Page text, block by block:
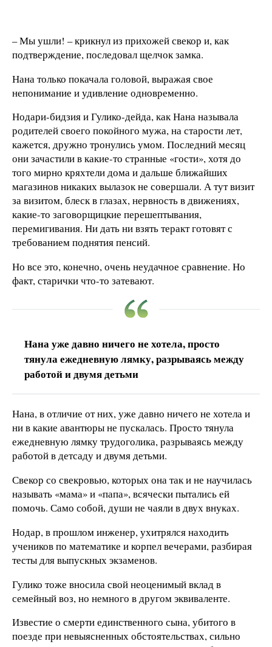
– Мы ушли! – крикнул из прихожей свекор и, как
подтверждение, последовал щелчок замка.
Нана только покачала головой, выражая свое
непонимание и удивление одновременно.
Нодари-бидзия и Гулико-дейда, как Нана называла
родителей своего покойного мужа, на старости лет,
кажется, дружно тронулись умом. Последний месяц
они зачастили в какие-то странные «гости», хотя до
того мирно кряхтели дома и дальше ближайших
магазинов никаких вылазок не совершали. А тут визит
за визитом, блеск в глазах, нервность в движениях,
какие-то заговорщицкие перешептывания,
перемигивания. Ни дать ни взять теракт готовят с
требованием поднятия пенсий.
Но все это, конечно, очень неудачное сравнение. Но
факт, старички что-то затевают.
Нана уже давно ничего не хотела, просто
тянула ежедневную лямку, разрываясь между
работой и двумя детьми
Нана, в отличие от них, уже давно ничего не хотела и
ни в какие авантюры не пускалась. Просто тянула
ежедневную лямку трудоголика, разрываясь между
работой в детсаду и двумя детьми.
Свекор со свекровью, которых она так и не научилась
называть «мама» и «папа», всячески пытались ей
помочь. Само собой, души не чаяли в двух внуках.
Нодар, в прошлом инженер, ухитрялся находить
учеников по математике и корпел вечерами, разбирая
тесты для выпускных экзаменов.
Гулико тоже вносила свой неоценимый вклад в
семейный воз, но немного в другом эквиваленте.
Известие о смерти единственного сына, убитого в
поезде при невыясненных обстоятельствах, сильно